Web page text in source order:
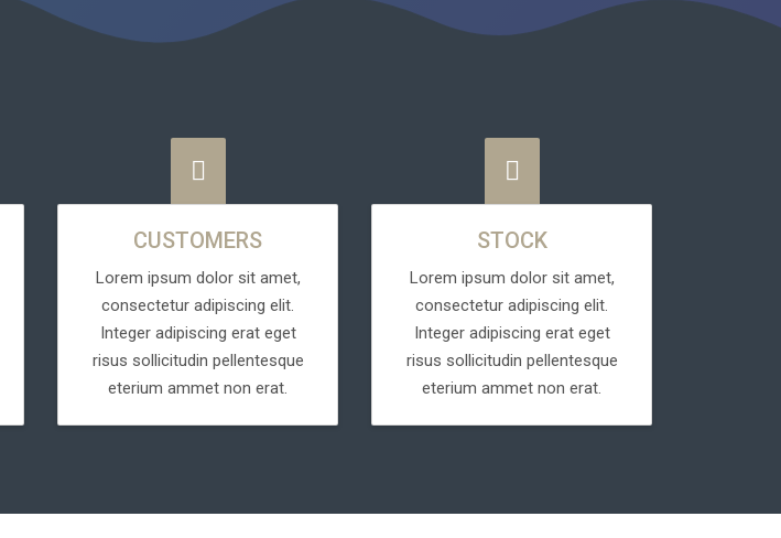
CUSTOMERS
Lorem ipsum dolor sit amet,
consectetur adipiscing elit.
Integer adipiscing erat eget
risus sollicitudin pellentesque
eterium ammet non erat.
STOCK
Lorem ipsum dolor sit amet,
consectetur adipiscing elit.
Integer adipiscing erat eget
risus sollicitudin pellentesque
eterium ammet non erat.